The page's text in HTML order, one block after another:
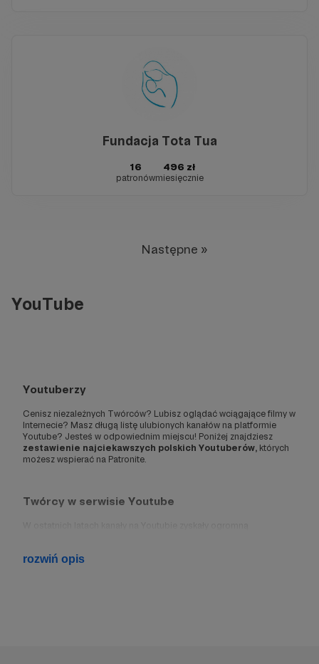
Fundacja Tota Tua
16
patronów
496 zł
miesięcznie
Następne »
YouTube
Youtuberzy
Cenisz niezależnych Twórców? Lubisz oglądać wciągające filmy w
Internecie? Masz długą listę ulubionych kanałów na platformie
Youtube? Jesteś w odpowiednim miejscu! Poniżej znajdziesz
zestawienie najciekawszych polskich Youtuberów, których
możesz wspierać na Patronite.
Twórcy w serwisie Youtube
Youtuberzy kręcą filmiki. Jako influencerzy wyznaczają trendy.
rozwiń opis